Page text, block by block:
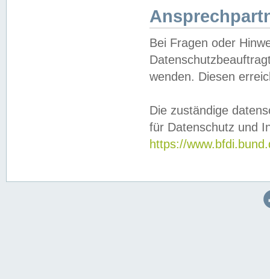
Bei Fragen oder
wenden. Diesen
Die zuständige
für Datenschutz und
https://